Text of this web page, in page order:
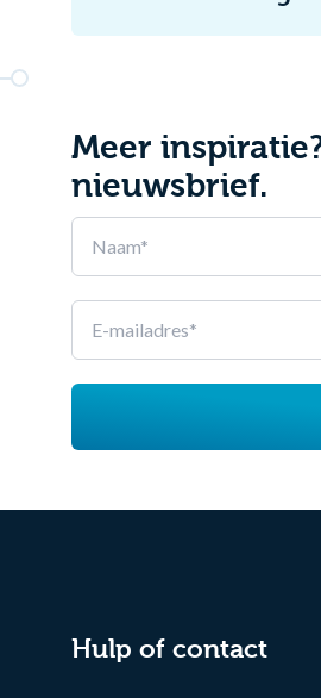
Meer
nieuwsbrief.
Leave
this
field
blank
Hulp of contact